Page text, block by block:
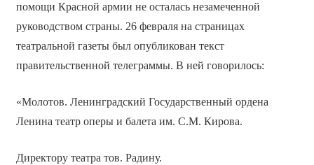
помощи Красной армии не осталась незамеченной
руководством страны. 26 февраля на страницах
театральной газеты был опубликован текст
правительственной телеграммы. В ней говорилось:
«Молотов. Ленинградский Государственный ордена
Ленина театр оперы и балета им. С.М. Кирова.
Директору театра тов. Радину.